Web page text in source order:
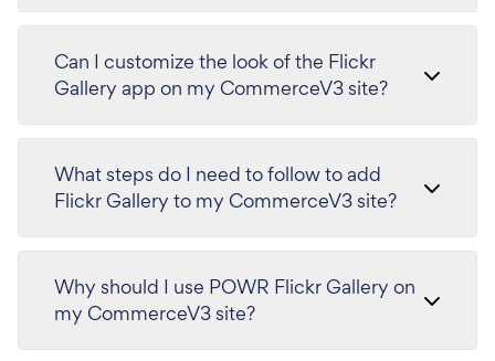
Can I customize the look of the Flickr
Gallery app on my CommerceV3 site?
What steps do I need to follow to add
Flickr Gallery to my CommerceV3 site?
Why should I use POWR Flickr Gallery on
my CommerceV3 site?